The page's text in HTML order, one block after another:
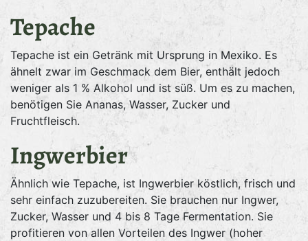
Tepache
Tepache ist ein Getränk mit Ursprung in Mexiko. Es
ähnelt zwar im Geschmack dem Bier, enthält jedoch
weniger als 1 % Alkohol und ist süß. Um es zu machen,
benötigen Sie Ananas, Wasser, Zucker und
Fruchtfleisch.
Ingwerbier
Ähnlich wie Tepache, ist Ingwerbier köstlich, frisch und
sehr einfach zuzubereiten. Sie brauchen nur Ingwer,
Zucker, Wasser und 4 bis 8 Tage Fermentation. Sie
profitieren von allen Vorteilen des Ingwer (hoher